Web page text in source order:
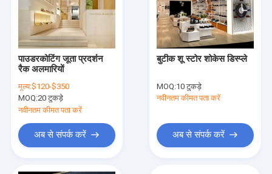
पाउडरकोटिंग जूता प्रदर्शन
रैक अलमारियों
मूल्य:$120-$350
MOQ:20 टुकड़े
नवीनतम कीमत पता करें
अब से संपर्क करें
बुटीक शू स्टोर शोकेस डिस्प्ले
MOQ:10 टुकड़े
नवीनतम कीमत पता करें
अब से संपर्क करें